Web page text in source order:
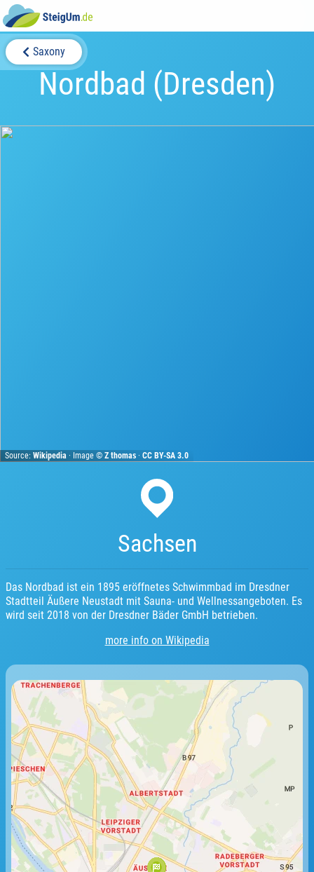
Saxony
Nordbad (Dresden)
Source:Wikipedia · Image ©Z thomas ·CC BY-SA 3.0
Sachsen
Das Nordbad ist ein 1895 eröffnetes Schwimmbad im Dresdner
Stadtteil Äußere Neustadt mit Sauna- und Wellnessangeboten. Es
wird seit 2018 von der Dresdner Bäder GmbH betrieben.
more info on Wikipedia